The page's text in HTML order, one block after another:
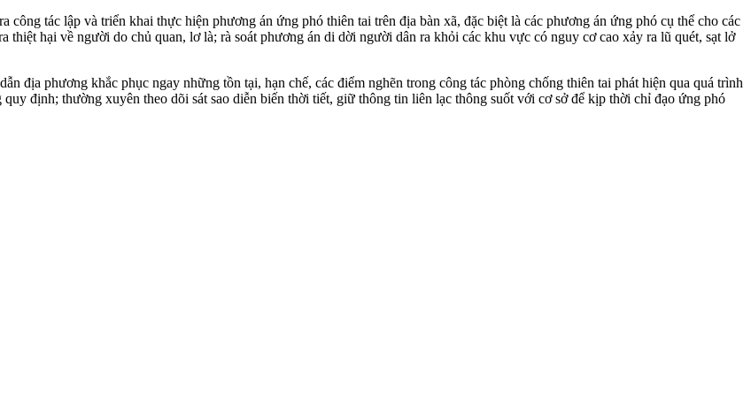
tác lập và triển khai thực hiện phương án ứng phó thiên tai trên địa bàn xã, đặc biệt là các phương án ứng phó cụ thể cho các
hại về người do chủ quan, lơ là; rà soát phương án di dời người dân ra khỏi các khu vực có nguy cơ cao xảy ra lũ quét, sạt lở
địa phương khắc phục ngay những tồn tại, hạn chế, các điểm nghẽn trong công tác phòng chống thiên tai phát hiện qua quá trình
định; thường xuyên theo dõi sát sao diễn biến thời tiết, giữ thông tin liên lạc thông suốt với cơ sở để kịp thời chỉ đạo ứng phó